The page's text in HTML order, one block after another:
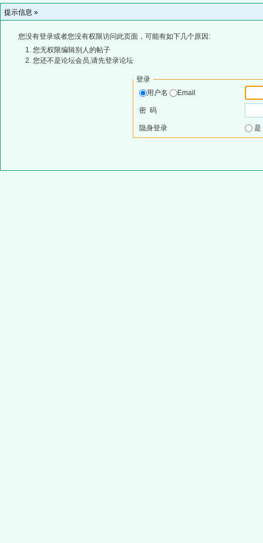
提示信息 »
您没有登录或者您没有权限访问此页面，可能有如下几个原因:
您无权限编辑别人的帖子
您还不是论坛会员,请先登录论坛
登录
用户名
Email
密 码
隐身登录